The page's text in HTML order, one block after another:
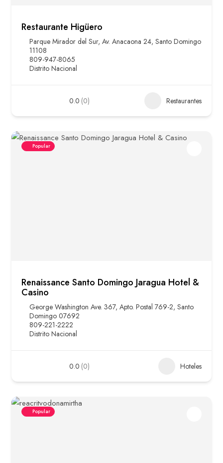
Restaurante Higüero
Parque Mirador del Sur, Av. Anacaona 24, Santo Domingo
11108
809-947-8065
Distrito Nacional
0.0 (0) Restaurantes
Popular
Renaissance Santo Domingo Jaragua Hotel &
Casino
George Washington Ave. 367, Apto. Postal 769-2, Santo
Domingo 07692
809-221-2222
Distrito Nacional
0.0 (0) Hoteles
Popular